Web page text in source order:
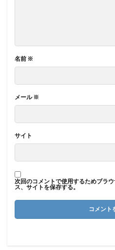
名前 ※
メール※
サイト
次回のコメントで使用するためブラ
ス、サイトを保存する。